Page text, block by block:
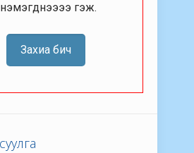
нэмэгднээээ гэж.
Захиа бич